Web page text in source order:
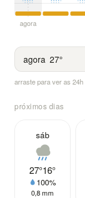
agora
agora 27°
arraste para ver as
próximos dias
sáb
27°16°
100%
0,8 mm